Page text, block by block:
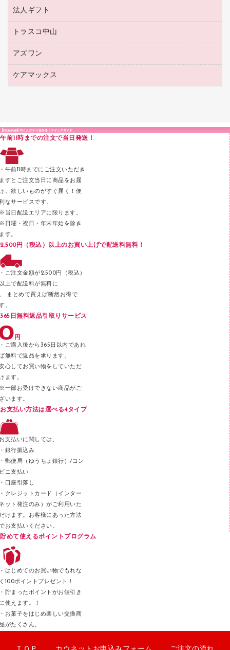
パイプ式ファイル
その他ファイル
クリヤーホルダー
クリヤーブック（差替式）
クリヤーブック（固定式）
Ｚ式ファイル
２穴リフィル・２穴インデックス
ボールペン（油性）
ボールペン（ゲルインク）
シャープペンシル用替芯
針なしステープラー
紙めくり
裁断機
印章用品
ラベル類
メンディングテープ
メッシュケース／ペンケース
フロアケース
ブックエンド／ブックスタンド
パンチ
テープカッター
その他文具
セロハンテープ
スティックのり
クリップ
カッター
陳列什器
紙手提げ袋
レジ・ポリ袋
ディスプレイ用品
カウンター／お会計用品
東急ハンズ
法人ギフト
高島屋
高島屋（食品・飲料）
カウネットギフト（食品・飲料）
トラスコ中山
建築・作業用品
アズワン
医療・介護用品（食品・飲料・食添製品）
ケアマックス
午前11時までの注文で当日発送！
午前11時までにご注文いただき
すとご注文当日に商品をお届
。欲しいものがすぐ届く！便
なサービスです。
当日配送エリアに限ります。
日曜・祝日・年末年始を除き
す。
2,500円（税込）以上のお買い上げで配送料無料！
ご注文金額が2,500円（税込）
上で配送料が無料に
まとめて買えば断然お得で
。
365日無料返品引取りサービス
ご購入後から365日以内であれ
無料で返品を承ります。
心してお買い物をしていただ
ます。
一部お受けできない商品がご
います。
お支払い方法は選べる4タイプ
支払いに関しては、
銀行振込み
郵便局（ゆうちょ銀行）/コン
ニ支払い
口座引落し
クレジットカード（インター
ット発注のみ）がご利用いた
けます。お客様にあった方法
お支払いください。
貯めて使えるポイントプログラム
はじめてのお買い物でもれな
100ポイントプレゼント！
貯まったポイントがお値引き
使えます。！
お菓子をはじめ楽しい交換商
がたくさん。